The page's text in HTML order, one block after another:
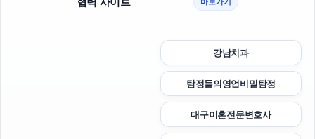
강남치과
탐정들의영업비밀탐정
대구이혼전문변호사